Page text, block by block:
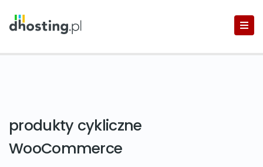
produkty cykliczne
WooCommerce